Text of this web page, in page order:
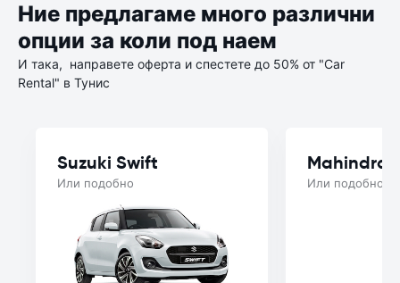
Ние предлагаме много различни
опции за коли под наем
И така, направете оферта и спестете до 50% от "Car
Rental" в Тунис
Suzuki Swift
Или подобно
Mahindra
Или подобно